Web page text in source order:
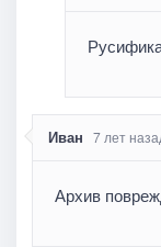
Иван 7 лет
Архив